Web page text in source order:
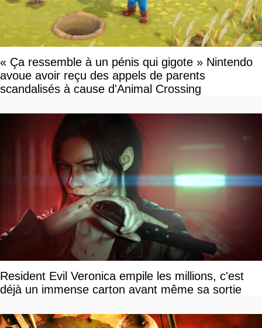
« Ça ressemble à un pénis qui gigote » Nintendo
avoue avoir reçu des appels de parents
scandalisés à cause d'Animal Crossing
Resident Evil Veronica empile les millions, c'est
déjà un immense carton avant même sa sortie